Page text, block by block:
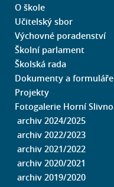
O škole
Učitelský sbor
Výchovné poradenství
Školní parlament
Školská rada
Dokumenty a formuláře
Projekty
Fotogalerie Horní Slivno
archiv 2024/2025
archiv 2022/2023
archiv 2021/2022
archiv 2020/2021
archiv 2019/2020